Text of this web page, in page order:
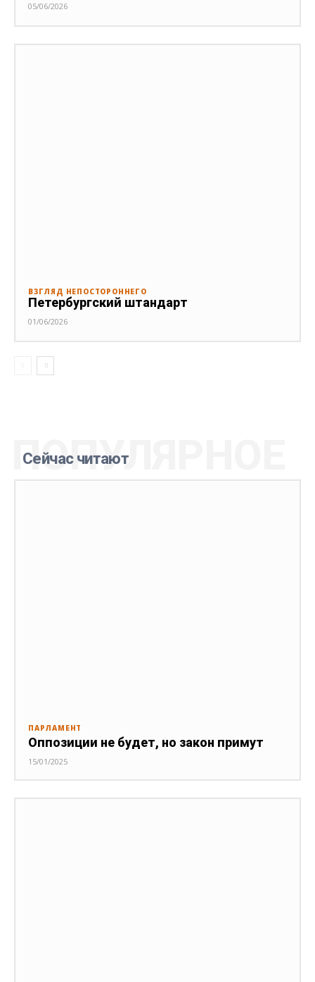
05/06/2026
ВЗГЛЯД НЕПОСТОРОННЕГО
Петербургский штандарт
01/06/2026
Сейчас читают
ПОПУЛЯРНОЕ
ПАРЛАМЕНТ
Оппозиции не будет, но закон примут
15/01/2025